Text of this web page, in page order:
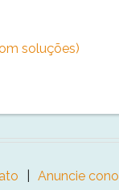
soluções)
Anuncie